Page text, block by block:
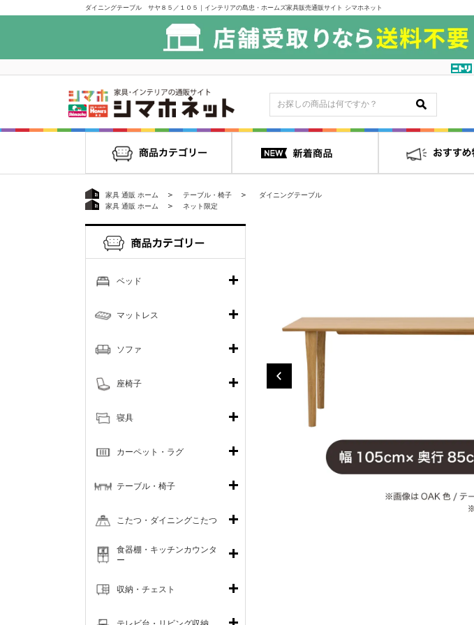
ダイニングテーブル サヤ８５／１０５｜インテリアの島忠・ホームズ家具販売通販サイト シマホネット
家具 通販 ホーム テーブル・椅子
ダイニングテーブル
家具 通販 ホーム
ネット限定
ベッド
マットレス
ソファ
寝具
座椅子
カーペット・ラグ
テーブル・椅子
こたつ・ダイニングこたつ
食器棚・キッチンカウンタ
ー
収納・チェスト